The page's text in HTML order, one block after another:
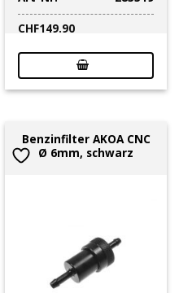
CHF149.90
Benzinfilter AKOA CNC
Ø 6mm, schwarz